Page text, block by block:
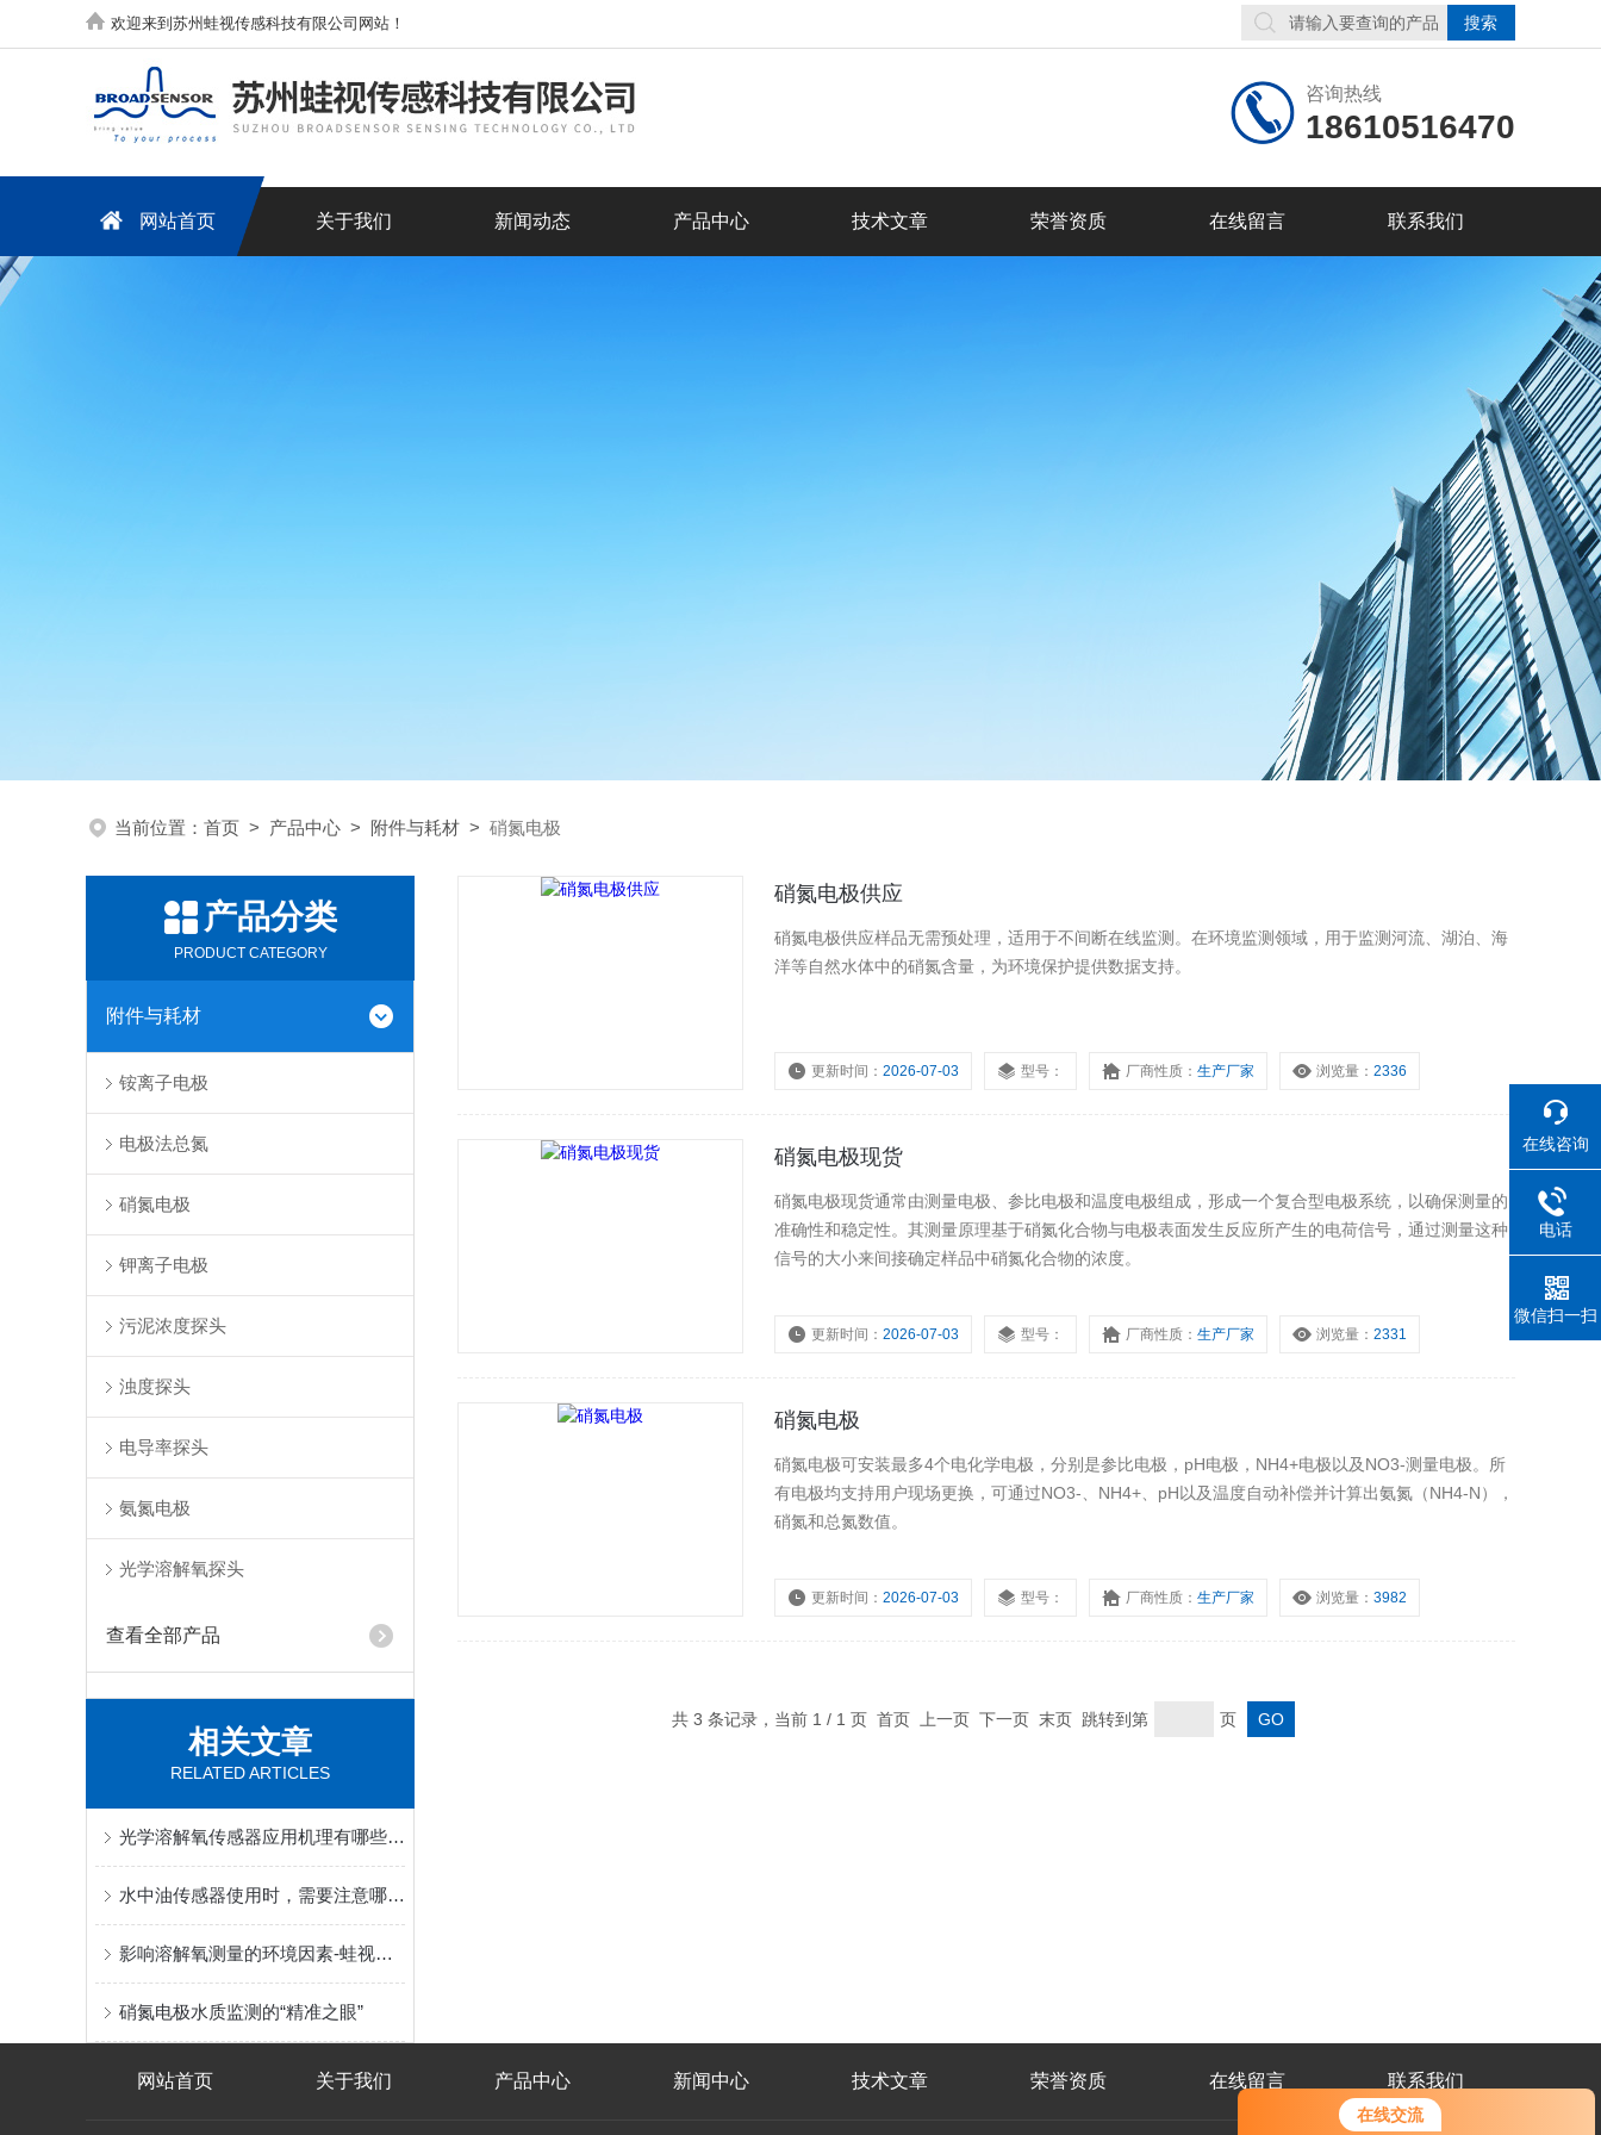
在线交流
欢迎来到苏州蛙视传感科技有限公司网站！
咨询热线
18610516470
网站首页 关于我们 新闻动态 产品中心 技术文章 荣誉资质 在线留言 联系我们
当前位置： 首页 > 产品中心 > 附件与耗材 > 硝氮电极
产品分类
PRODUCT CATEGORY
附件与耗材
铵离子电极
电极法总氮
硝氮电极
钾离子电极
污泥浓度探头
浊度探头
电导率探头
氨氮电极
光学溶解氧探头
查看全部产品
相关文章
RELATED ARTICLES
光学溶解氧传感器应用机理有哪些，你都了解吗
水中油传感器使用时，需要注意哪些事项
影响溶解氧测量的环境因素-蛙视光学溶解氧传感器
硝氮电极水质监测的“精准之眼”
硝氮电极供应
硝氮电极供应样品无需预处理，适用于不间断在线监测。在环境监测领域，用于监测河流、湖泊、海
洋等自然水体中的硝氮含量，为环境保护提供数据支持。
更新时间：2026-07-03 型号： 厂商性质：生产厂家 浏览量：2336
硝氮电极现货
硝氮电极现货通常由测量电极、参比电极和温度电极组成，形成一个复合型电极系统，以确保测量的
准确性和稳定性。其测量原理基于硝氮化合物与电极表面发生反应所产生的电荷信号，通过测量这种
信号的大小来间接确定样品中硝氮化合物的浓度。
更新时间：2026-07-03 型号： 厂商性质：生产厂家 浏览量：2331
硝氮电极
硝氮电极可安装最多4个电化学电极，分别是参比电极，pH电极，NH4+电极以及NO3-测量电极。所
有电极均支持用户现场更换，可通过NO3-、NH4+、pH以及温度自动补偿并计算出氨氮（NH4-N），
硝氮和总氮数值。
更新时间：2026-07-03 型号： 厂商性质：生产厂家 浏览量：3982
共 3 条记录，当前 1 / 1 页 首页 上一页 下一页 末页 跳转到第 页
网站首页 关于我们 产品中心 新闻中心 技术文章 荣誉资质 在线留言 联系我们
在线咨询
电话
微信扫一扫